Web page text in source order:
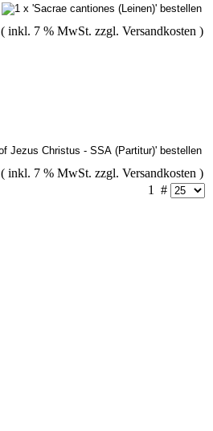
( inkl. 7 % MwSt. zzgl. Versandkosten )
( inkl. 7 % MwSt. zzgl. Versandkosten )
1 #